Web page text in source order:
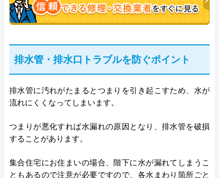
排水管・排水口トラブルを防ぐポイント
排水管に汚れがたまるとつまりを引き起こすため、水が
流れにくくなってしまいます。
つまりが悪化すれば水漏れの原因となり、排水管を破損
することがあります。
集合住宅にお住まいの場合、階下に水が漏れてしまうこ
ともあるので注意が必要ですので、各水まわり箇所ごと